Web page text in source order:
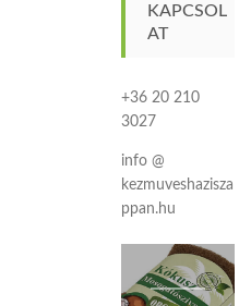
KAPCSOL
AT
+36 20 210
3027
info @
kezmuveshazisza
ppan.hu